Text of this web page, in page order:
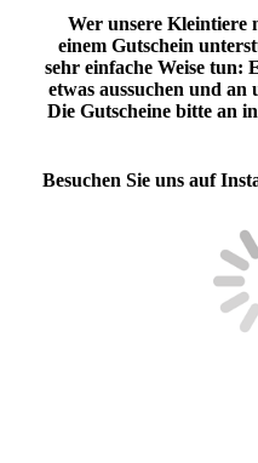
Wer unsere Kleintiere
einem Gutschein
sehr einfache Weise tun:
etwas aussuchen und an
Die Gutscheine bitte an
Besuchen Sie uns auf